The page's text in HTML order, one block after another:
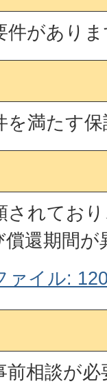
件があり
を満たす
されてお
還期間
ァイル:
相談が